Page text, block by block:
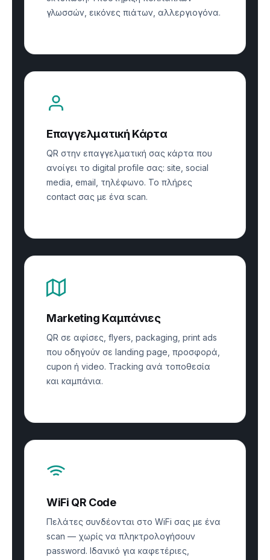
γλωσσών, εικόνες πιάτων, αλλεργιογόνα.
Επαγγελματική Κάρτα
QR στην επαγγελματική σας κάρτα που
ανοίγει το digital profile σας: site, social
media, email, τηλέφωνο. Το πλήρες
contact σας με ένα scan.
Marketing Καμπάνιες
QR σε αφίσες, flyers, packaging, print ads
που οδηγούν σε landing page, προσφορά,
cupon ή video. Tracking ανά τοποθεσία
και καμπάνια.
WiFi QR Code
Πελάτες συνδέονται στο WiFi σας με ένα
scan — χωρίς να πληκτρολογήσουν
password. Ιδανικό για καφετέριες,